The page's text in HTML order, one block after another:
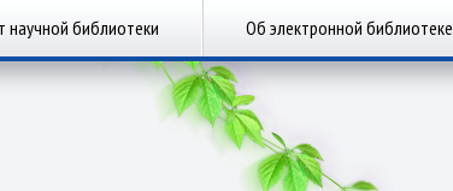
научной библиотеки Об электронной библиотеке